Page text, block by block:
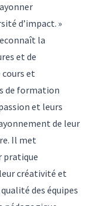
d’impact. »
la
et de
cours et
de formation
et leurs
de leur
Il met
pratique
créativité et
des équipes